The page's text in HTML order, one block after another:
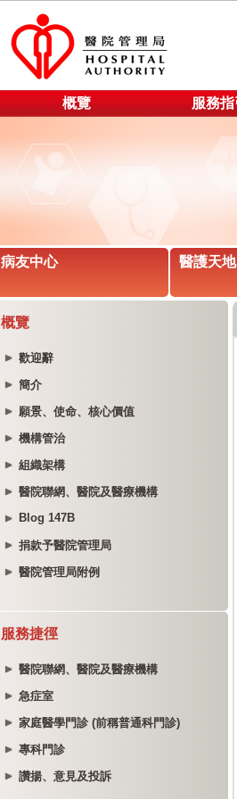
概覽 服務
病友中心 醫護天地
概覽
歡迎辭
簡介
願景、使命、核心價值
機構管治
組織架構
醫院聯網、醫院及醫療機構
Blog 147B
捐款予醫院管理局
醫院管理局附例
服務捷徑
醫院聯網、醫院及醫療機構
急症室
家庭醫學門診 (前稱普通科門診)
專科門診
讚揚、意見及投訴